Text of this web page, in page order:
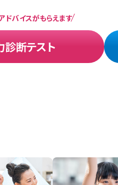
ドバイスがもらえます
診断テスト